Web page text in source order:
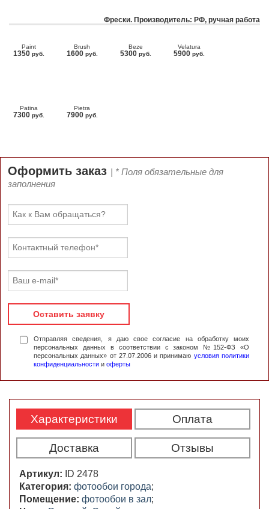
Фрески. Производитель: РФ, ручная работа
Paint
1350 руб.
Brush
1600 руб.
Beze
5300 руб.
Velatura
5900 руб.
Patina
7300 руб.
Pietra
7900 руб.
Оформить заказ | * Поля обязательные для
заполнения
Оставить заявку
Отправляя сведения, я даю свое согласие на обработку моих
персональных данных в соответствии с законом №152-ФЗ «О
персональных данных» от 27.07.2006 и принимаю условия политики
конфиденциальности и оферты
Характеристики Оплата
Доставка Отзывы
Артикул:
ID 2478
Категория: фотообои города;
Помещение: фотообои в зал;